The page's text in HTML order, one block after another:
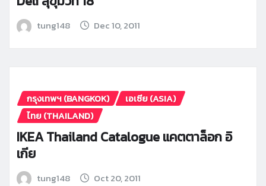
tung148 Dec 10, 2011
กรุงเทพฯ (BANGKOK)
เอเซีย (ASIA)
ไทย (THAILAND)
IKEA Thailand Catalogue แคตตาล็อก อิ
เกีย
tung148 Oct 20, 2011